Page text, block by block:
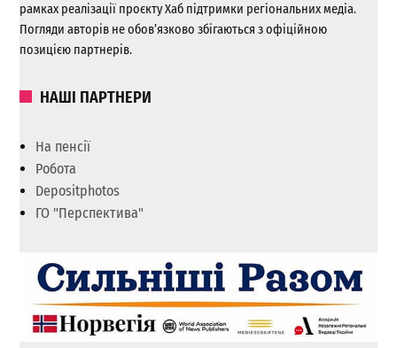
рамках реалізації проєкту Хаб підтримки регіональних медіа.
Погляди авторів не обов’язково збігаються з офіційною
позицією партнерів.
НАШІ ПАРТНЕРИ
На пенсії
Робота
Depositphotos
ГО "Перспектива"